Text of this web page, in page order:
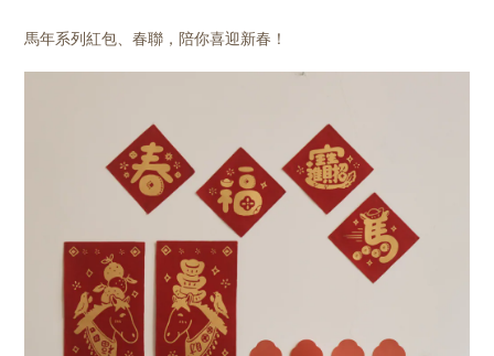
馬年系列紅包、春聯，陪你喜迎新春！